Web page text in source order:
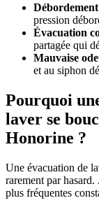
pression
Évacuation
partagée qui
Mauvaise
et au siphon
Pourquoi
laver se
Honorine ?
Une évacuation de
rarement par
plus fréquentes